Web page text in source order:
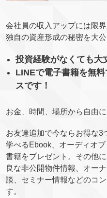
会社員の収入アップには限界
独自の資産形成の秘密を大公
投資経験がなくても大
LINEで電子書籍を無
スです！
お金、時間、場所から自由
お友達追加で今ならお得な3
学べるEbook、オーディオブ
書籍をプレゼント。その他
良な非公開物件情報、オー
談、セミナー情報などのコ
す。